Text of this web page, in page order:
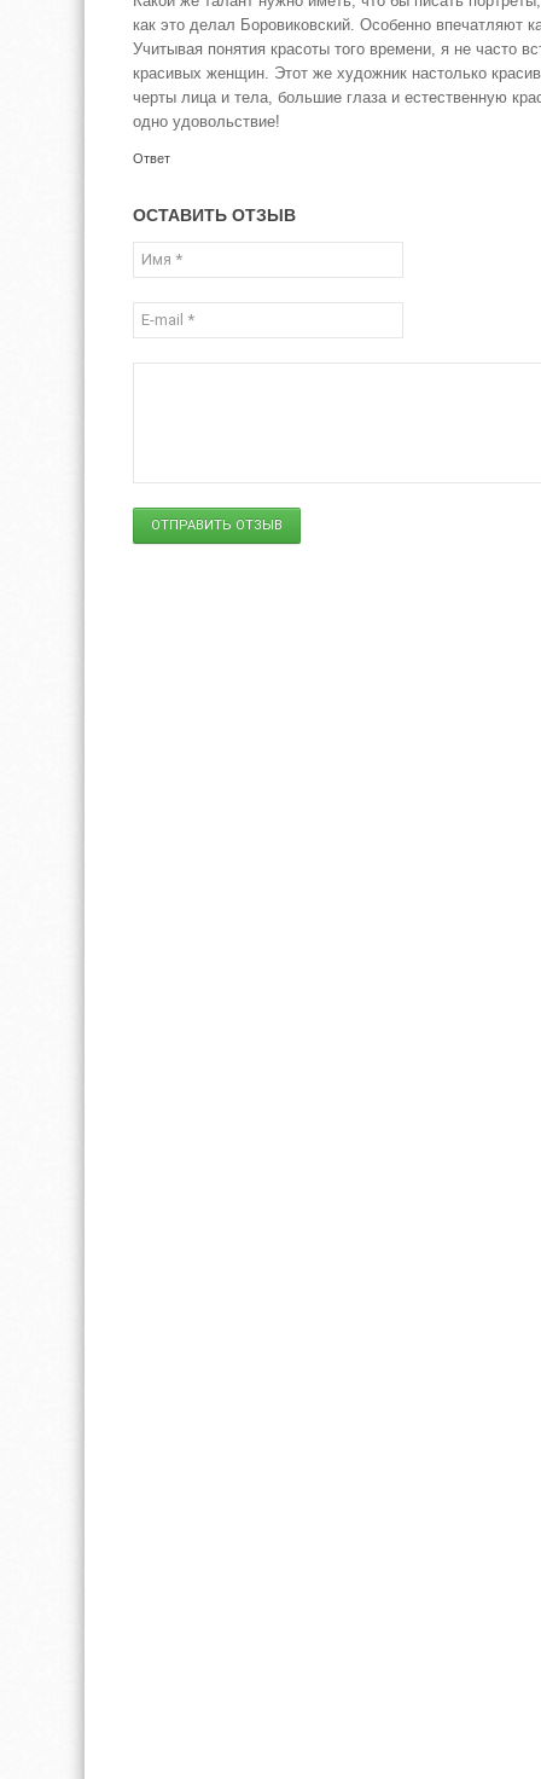
как это делал Боровиковский. Особенно впечатляют
Учитывая понятия красоты того времени, я не часто
красивых женщин. Этот же художник настолько
черты лица и тела, большие глаза и естественную
одно удовольствие!
Ответ
ОСТАВИТЬ ОТЗЫВ
ОТПРАВИТЬ ОТЗЫВ